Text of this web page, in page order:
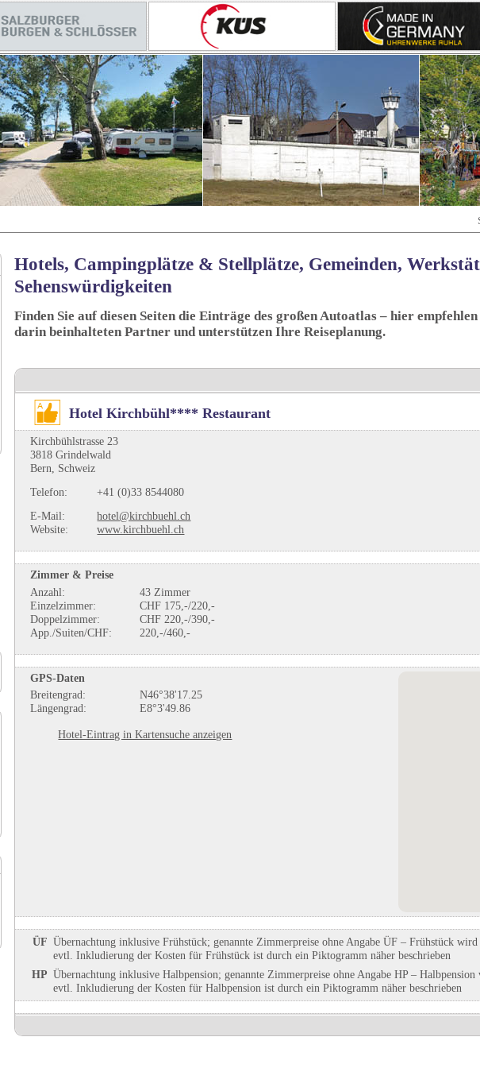
Hotels, Campingplätze & Stellplätze, Gemeinden,
Sehenswürdigkeiten
Finden Sie auf diesen Seiten die Einträge des großen Autoatlas – hier empfehlen
darin beinhalteten Partner und unterstützen Ihre Reiseplanung.
Hotel Kirchbühl**** Restaurant
Kirchbühlstrasse 23
3818 Grindelwald
Bern, Schweiz
Telefon:
+41 (0)33 8544080
E-Mail:
hotel@kirchbuehl.ch
Website:
www.kirchbuehl.ch
Zimmer & Preise
Anzahl:
43 Zimmer
Einzelzimmer:
CHF 175,-/220,-
Doppelzimmer:
CHF 220,-/390,-
App./Suiten/CHF:
220,-/460,-
GPS-Daten
Breitengrad:
N46°38'17.25
Längengrad:
E8°3'49.86
Hotel-Eintrag in Kartensuche anzeigen
ÜF Übernachtung inklusive Frühstück; genannte Zimmerpreise ohne Angabe ÜF – Frühstück
evtl. Inkludierung der Kosten für Frühstück ist durch ein Piktogramm näher beschrieben
HP Übernachtung inklusive Halbpension; genannte Zimmerpreise ohne Angabe HP –
evtl. Inkludierung der Kosten für Halbpension ist durch ein Piktogramm näher beschrieben
JuraCamping Breitenbrunn
in Breitenbrunn, Bayern
Ferien- und Campinganlage Schuldt
in Behrensdorf (Ostsee), Schleswig-